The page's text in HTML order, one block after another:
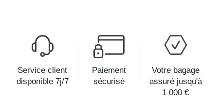
Service client
disponible 7j/7
Paiement
sécurisé
Votre bagage
assuré jusqu'à
1 000 €